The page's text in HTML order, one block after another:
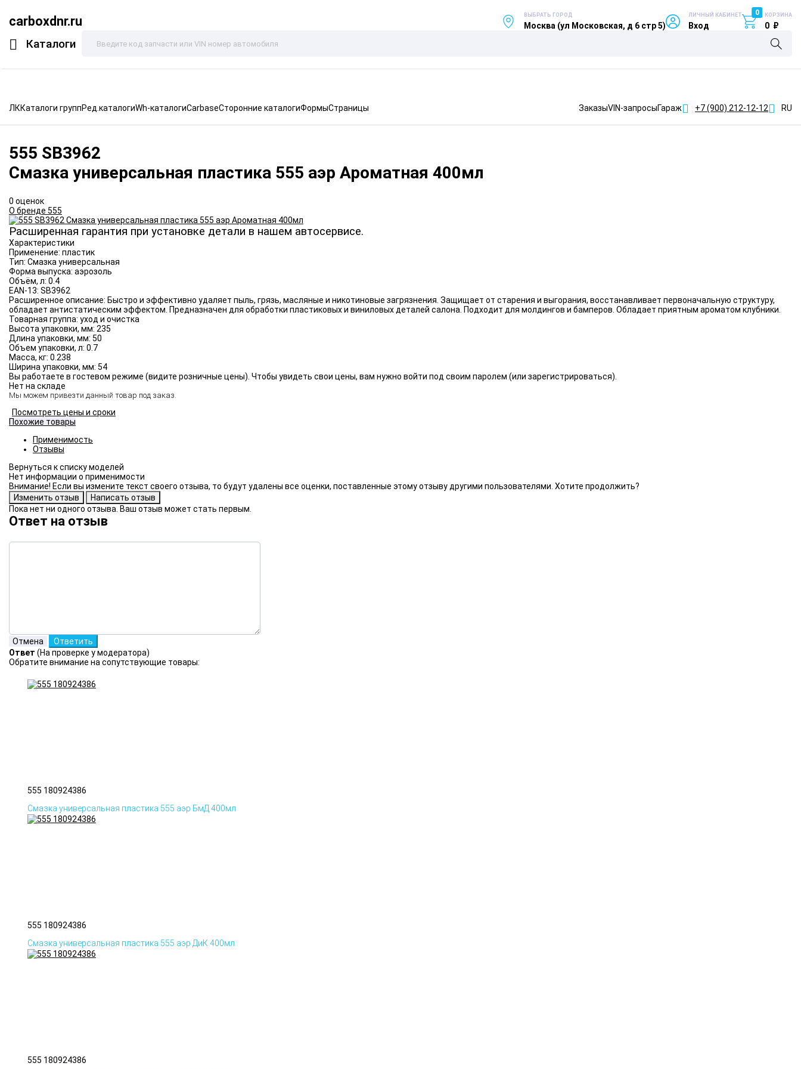
carboxdnr.ru
Каталоги
ВЫБРАТЬ ГОРОД
Москва (ул Московская, д 6 стр 5)
ЛИЧНЫЙ КАБИНЕТ
Вход
0 КОРЗИНА
0 ₽
ЛККаталоги группРед.каталогиWh-каталогиCarbaseСторонние каталогиФормыСтраницы ЗаказыVIN-запросыГараж +7 (900) 212-12-12 RU
555 SB3962
Смазка универсальная пластика 555 аэр Ароматная 400мл
0 оценок
О бренде 555
Расширенная гарантия при установке детали в нашем автосервисе.
Характеристики
Применение: пластик
Тип: Смазка универсальная
Форма выпуска: аэрозоль
Объём, л: 0.4
EAN-13: SB3962
Расширенное описание: Быстро и эффективно удаляет пыль, грязь, масляные и никотиновые загрязнения. Защищает от старения и выгорания, восстанавливает первоначальную структуру,
обладает антистатическим эффектом. Предназначен для обработки пластиковых и виниловых деталей салона. Подходит для молдингов и бамперов. Обладает приятным ароматом клубники.
Товарная группа: уход и очистка
Высота упаковки, мм: 235
Длина упаковки, мм: 50
Объем упаковки, л: 0.7
Масса, кг: 0.238
Ширина упаковки, мм: 54
Вы работаете в гостевом режиме (видите розничные цены). Чтобы увидеть свои цены, вам нужно войти под своим паролем (или зарегистрироваться).
Нет на складе
Мы можем привезти данный товар под заказ.
Посмотреть цены и сроки
Похожие товары
Применимость
Отзывы
Нет информации о применимости
Внимание! Если вы измените текст своего отзыва, то будут удалены все оценки, поставленные этому отзыву другими пользователями. Хотите продолжить?
Пока нет ни одного отзыва. Ваш отзыв может стать первым.
Ответ на отзыв
Ответ (На проверке у модератора)
Обратите внимание на сопутствующие товары:
555 180924386
Смазка универсальная пластика 555 аэр БмД 400мл
555 180924386
Смазка универсальная пластика 555 аэр ДиК 400мл
555 180924386